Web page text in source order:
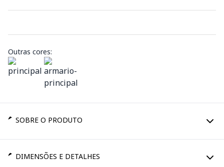
Outras cores:
SOBRE O PRODUTO
DIMENSÕES E DETALHES